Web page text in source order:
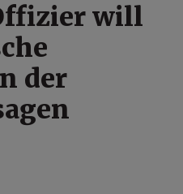
will
der